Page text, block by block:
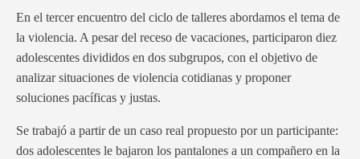
En el tercer encuentro del ciclo de talleres abordamos el tema de
la violencia. A pesar del receso de vacaciones, participaron diez
adolescentes divididos en dos subgrupos, con el objetivo de
analizar situaciones de violencia cotidianas y proponer
soluciones pacíficas y justas.
Se trabajó a partir de un caso real propuesto por un participante:
dos adolescentes le bajaron los pantalones a un compañero en la